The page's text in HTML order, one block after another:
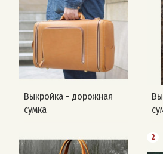
Выкройка - дорожная
сумка
2